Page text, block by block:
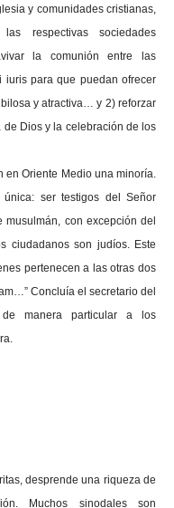
y comunidades cristianas,
respectivas sociedades
la comunión entre las
iuris para que puedan ofrecer
y atractiva… y 2) reforzar
de Dios y la celebración de los
en Oriente Medio una minoría.
ser testigos del Señor
con excepción del
ciudadanos son judíos. Este
pertenecen a las otras dos
Concluía el secretario del
manera particular a los
desprende una riqueza de
Muchos sinodales son